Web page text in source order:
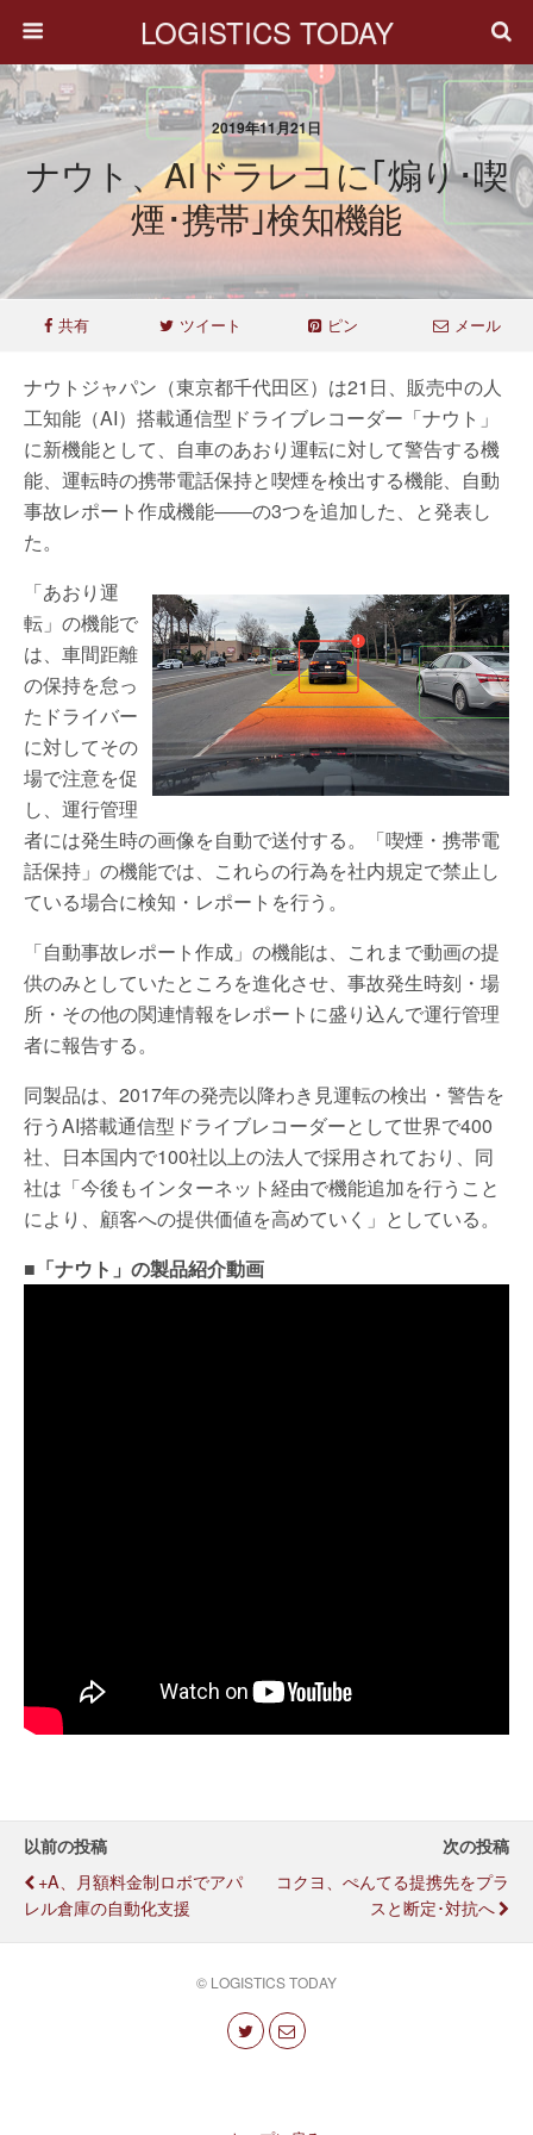
LOGISTICS TODAY
2019年11月21日
ナウト、AIドラレコに｢煽り･喫
煙･携帯｣検知機能
共有 ツイート ピン メール
ナウトジャパン（東京都千代田区）は21日、販売中の人
工知能（AI）搭載通信型ドライブレコーダー「ナウト」
に新機能として、自車のあおり運転に対して警告する機
能、運転時の携帯電話保持と喫煙を検出する機能、自動
事故レポート作成機能――の3つを追加した、と発表し
た。
「あおり運
転」の機能で
は、車間距離
の保持を怠っ
たドライバー
に対してその
場で注意を促
し、運行管理
者には発生時の画像を自動で送付する。「喫煙・携帯電
話保持」の機能では、これらの行為を社内規定で禁止し
ている場合に検知・レポートを行う。
「自動事故レポート作成」の機能は、これまで動画の提
供のみとしていたところを進化させ、事故発生時刻・場
所・その他の関連情報をレポートに盛り込んで運行管理
者に報告する。
同製品は、2017年の発売以降わき見運転の検出・警告を
行うAI搭載通信型ドライブレコーダーとして世界で400
社、日本国内で100社以上の法人で採用されており、同
社は「今後もインターネット経由で機能追加を行うこと
により、顧客への提供価値を高めていく」としている。
■「ナウト」の製品紹介動画
以前の投稿
+A、月額料金制ロボでアパ
レル倉庫の自動化支援
次の投稿
コクヨ、ぺんてる提携先をプラ
スと断定･対抗へ
© LOGISTICS TODAY